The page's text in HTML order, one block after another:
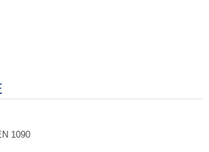
1090